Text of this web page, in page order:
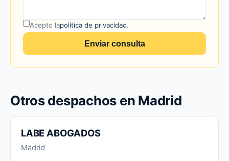
Acepto lapolítica de privacidad.
Enviar consulta
Otros despachos en Madrid
LABE ABOGADOS
Madrid